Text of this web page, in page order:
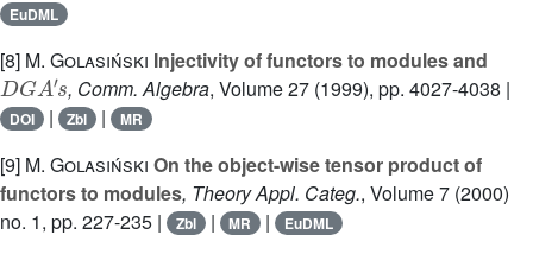
EuDML
[8] M. Golasiński Injectivity of functors to modules and
DGA's
, Comm. Algebra, Volume 27 (1999), pp. 4027-4038 |
DOI | Zbl | MR
[9] M. Golasiński On the object-wise tensor product of
functors to modules, Theory Appl. Categ., Volume 7 (2000)
no. 1, pp. 227-235 |
Zbl | MR | EuDML